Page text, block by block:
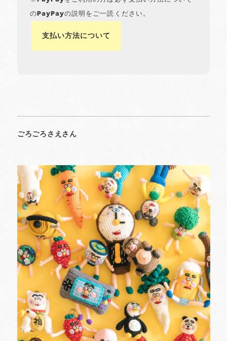
のPayPayの説明をご一読ください。
支払い方法について